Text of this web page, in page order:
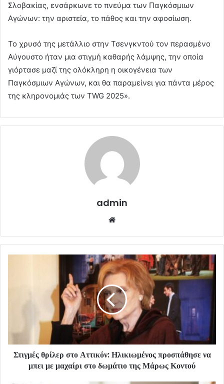
Σλοβακίας, ενσάρκωνε το πνεύμα των Παγκόσμιων
Αγώνων: την αριστεία, το πάθος και την αφοσίωση.
Το χρυσό της μετάλλιο στην Τσενγκντού τον περασμένο
Αύγουστο ήταν μια στιγμή καθαρής λάμψης, την οποία
γιόρτασε μαζί της ολόκληρη η οικογένεια των
Παγκόσμιων Αγώνων, και θα παραμείνει για πάντα μέρος
της κληρονομιάς των TWG 2025».
admin
Στιγμές θρίλερ στο Αττικόν: Ηλικιωμένος προσπάθησε να
μπει με μαχαίρι στο δωμάτιο της Μάρως Κοντού